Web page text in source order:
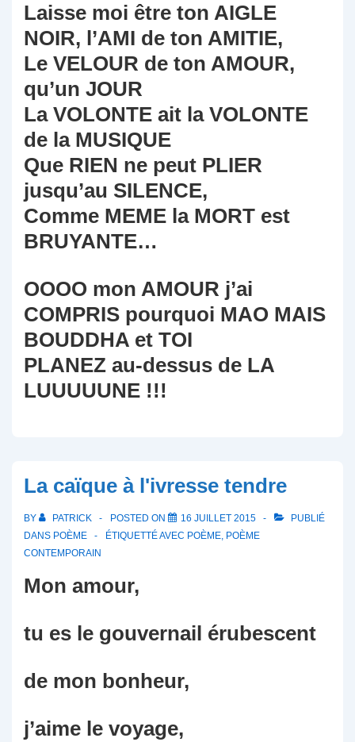
Laisse moi être ton AIGLE
NOIR, l’AMI de ton AMITIE,
Le VELOUR de ton AMOUR,
qu’un JOUR
La VOLONTE ait la VOLONTE
de la MUSIQUE
Que RIEN ne peut PLIER
jusqu’au SILENCE,
Comme MEME la MORT est
BRUYANTE…
OOOO mon AMOUR j’ai
COMPRIS pourquoi MAO MAIS
BOUDDHA et TOI
PLANEZ au-dessus de LA
LUUUUUNE !!!
La caïque à l'ivresse tendre
BY PATRICK POSTED ON 16 JUILLET 2015
PUBLIÉ
DANS POÈME ÉTIQUETTÉ AVEC POÈME, POÈME
CONTEMPORAIN
Mon amour,
tu es le gouvernail érubescent
de mon bonheur,
j’aime le voyage,